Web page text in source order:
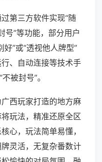
第三方软件实现“随
号”等功能，部分用户
”或“透视他人牌型”
、自动连接等技术手
被封号”。
西玩家打造的地方麻
玩法，精准还原全区
心，玩法简单易懂，
灵活，无复杂番数计